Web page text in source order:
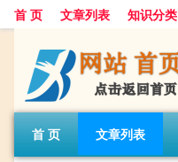
首 页 文章列表 知识分类
首 页 文章列表